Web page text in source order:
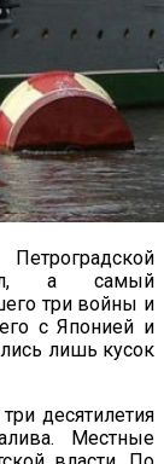
а самый
три войны и
с Японией и
лишь кусок
десятилетия
Местные